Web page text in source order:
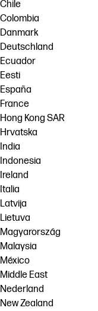
Chile
Colombia
Danmark
Deutschland
Ecuador
Eesti
España
France
Hong Kong SAR
Hrvatska
India
Indonesia
Ireland
Italia
Latvija
Lietuva
Magyarország
Malaysia
México
Middle East
Nederland
New Zealand